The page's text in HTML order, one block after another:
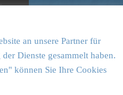
an unsere Partner für
Dienste gesammelt haben.
können Sie Ihre Cookies